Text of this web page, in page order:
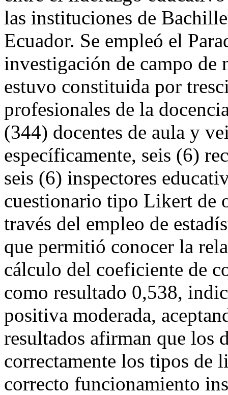
las instituciones de
Ecuador. Se empleó el
investigación de campo
estuvo constituida por
profesionales de la
(344) docentes de aula y
específicamente, seis (6)
seis (6) inspectores
cuestionario tipo Likert de
través del empleo de
que permitió conocer la
cálculo del coeficiente de
como resultado 0,538,
positiva moderada,
resultados afirman que los
correctamente los tipos de
correcto funcionamiento